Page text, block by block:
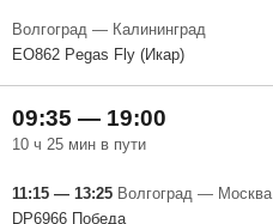
Волгоград — Калининград
EO862 Pegas Fly (Икар)
09:35 — 19:00
10 ч 25 мин в пути
11:15 — 13:25 Волгоград — Москва
DP6966 Победа